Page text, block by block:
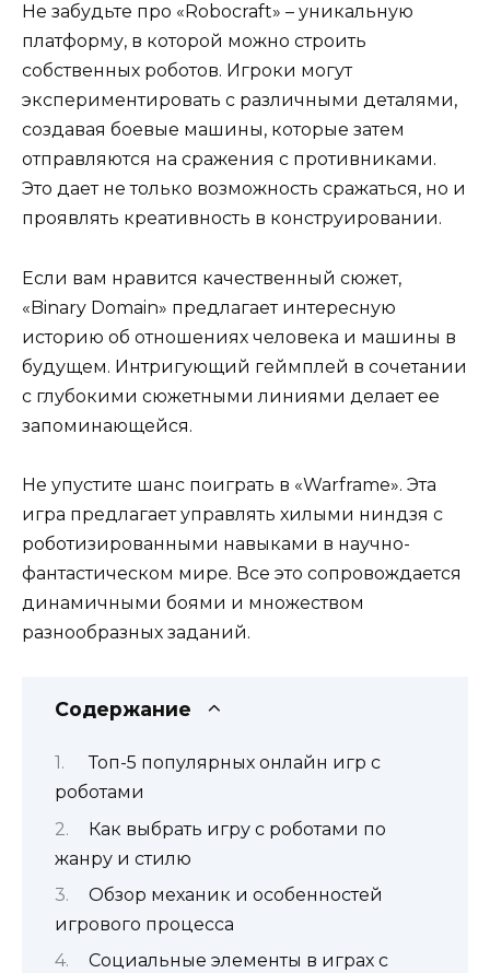
Не забудьте про «Robocraft» – уникальную
платформу, в которой можно строить
собственных роботов. Игроки могут
экспериментировать с различными деталями,
создавая боевые машины, которые затем
отправляются на сражения с противниками.
Это дает не только возможность сражаться, но и
проявлять креативность в конструировании.
Если вам нравится качественный сюжет,
«Binary Domain» предлагает интересную
историю об отношениях человека и машины в
будущем. Интригующий геймплей в сочетании
с глубокими сюжетными линиями делает ее
запоминающейся.
Не упустите шанс поиграть в «Warframe». Эта
игра предлагает управлять хилыми ниндзя с
роботизированными навыками в научно-
фантастическом мире. Все это сопровождается
динамичными боями и множеством
разнообразных заданий.
Содержание
Топ-5 популярных онлайн игр с
роботами
Как выбрать игру с роботами по
жанру и стилю
Обзор механик и особенностей
игрового процесса
Социальные элементы в играх с